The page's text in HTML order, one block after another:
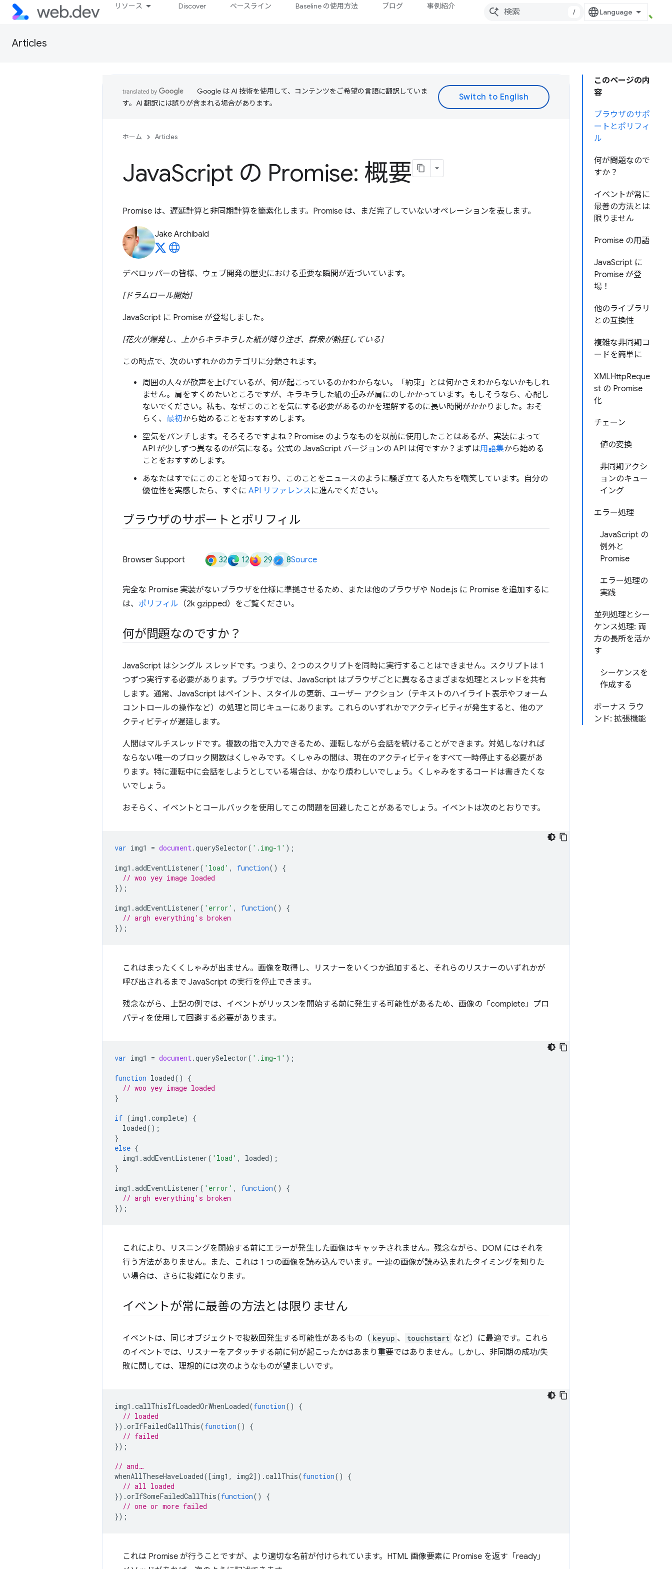
リソース Discover ベースライン Baseline の使用方法 ブログ 事例紹介
/
Articles
このページの内
容
ブラウザのサポ
ートとポリフィ
ル
何が問題なので
すか？
イベントが常に
最善の方法とは
限りません
Promise の用語
JavaScript に
Promise が登
場！
他のライブラリ
との互換性
複雑な非同期コ
ードを簡単に
XMLHttpReque
st の Promise
化
チェーン
値の変換
非同期アクシ
ョンのキュー
イング
エラー処理
JavaScript の
例外と
Promise
エラー処理の
実践
並列処理とシー
ケンス処理: 両
方の長所を活か
す
シーケンスを
作成する
ボーナス ラウ
ンド: 拡張機能
Google は AI 技術を使用して、コンテンツをご希望の言語に翻訳していま
す。AI 翻訳には誤りが含まれる場合があります。
ホーム Articles
JavaScript の Promise: 概要
Promise は、遅延計算と非同期計算を簡素化します。Promise は、まだ完了していないオペレーションを表します。
Jake Archibald
デベロッパーの皆様、ウェブ開発の歴史における重要な瞬間が近づいています。
[ドラムロール開始]
JavaScript に Promise が登場しました。
[花火が爆発し、上からキラキラした紙が降り注ぎ、群衆が熱狂している]
この時点で、次のいずれかのカテゴリに分類されます。
周囲の人々が歓声を上げているが、何が起こっているのかわからない。「約束」とは何かさえわからないかもしれ
ません。肩をすくめたいところですが、キラキラした紙の重みが肩にのしかかっています。もしそうなら、心配し
ないでください。私も、なぜこのことを気にする必要があるのかを理解するのに長い時間がかかりました。おそ
らく、 最初から始めることをおすすめします。
空気をパンチします。そろそろですよね？Promise のようなものを以前に使用したことはあるが、実装によって
API が少しずつ異なるのが気になる。公式の JavaScript バージョンの API は何ですか？まずは用語集から始める
ことをおすすめします。
あなたはすでにこのことを知っており、このことをニュースのように騒ぎ立てる人たちを嘲笑しています。自分の
優位性を実感したら、すぐに API リファレンスに進んでください。
ブラウザのサポートとポリフィル
Browser Support 32 12 29 8Source
完全な Promise 実装がないブラウザを仕様に準拠させるため、または他のブラウザや Node.js に Promise を追加するに
は、 ポリフィル （2k gzipped）をご覧ください。
何が問題なのですか？
JavaScript はシングル スレッドです。つまり、2 つのスクリプトを同時に実行することはできません。スクリプトは 1
つずつ実行する必要があります。ブラウザでは、JavaScript はブラウザごとに異なるさまざまな処理とスレッドを共有
します。通常、JavaScript はペイント、スタイルの更新、ユーザー アクション（テキストのハイライト表示やフォーム
コントロールの操作など）の処理と同じキューにあります。これらのいずれかでアクティビティが発生すると、他のア
クティビティが遅延します。
人間はマルチスレッドです。複数の指で入力できるため、運転しながら会話を続けることができます。対処しなければ
ならない唯一のブロック関数はくしゃみです。くしゃみの間は、現在のアクティビティをすべて一時停止する必要があ
ります。特に運転中に会話をしようとしている場合は、かなり煩わしいでしょう。くしゃみをするコードは書きたくな
いでしょう。
おそらく、イベントとコールバックを使用してこの問題を回避したことがあるでしょう。イベントは次のとおりです。
var img1 = document.querySelector( '.img-1' );
img1 .addEventListener( 'load' , function()
{
// woo yey image loaded
});
img1 .addEventListener( 'error' , function()
{
// argh everything's broken
});
これはまったくくしゃみが出ません。画像を取得し、リスナーをいくつか追加すると、それらのリスナーのいずれかが
呼び出されるまで JavaScript の実行を停止できます。
残念ながら、上記の例では、イベントがリッスンを開始する前に発生する可能性があるため、画像の「complete」プロ
パティを使用して回避する必要があります。
var img1 = document.querySelector( '.img-1' );
function loaded()
{
// woo yey image loaded
}
if (img1 .complete)
{
loaded();
}
else {
img1 .addEventListener( 'load' , loaded);
}
img1 .addEventListener( 'error' , function()
{
// argh everything's broken
});
これにより、リスニングを開始する前にエラーが発生した画像はキャッチされません。残念ながら、DOM にはそれを
行う方法がありません。また、これは 1 つの画像を読み込んでいます。一連の画像が読み込まれたタイミングを知りた
い場合は、さらに複雑になります。
イベントが常に最善の方法とは限りません
イベントは、同じオブジェクトで複数回発生する可能性があるもの（ keyup 、 touchstart など）に最適です。これら
のイベントでは、リスナーをアタッチする前に何が起こったかはあまり重要ではありません。しかし、非同期の成功/失
敗に関しては、理想的には次のようなものが望ましいです。
img1 .callThisIfLoadedOrWhenLoaded(function()
{
// loaded
}).orIfFailedCallThis(function()
{
// failed
});
// and…
whenAllTheseHaveLoaded([img1 , img2]).callThis(function()
{
// all loaded
}).orIfSomeFailedCallThis(function()
{
// one or more failed
});
これは Promise が行うことですが、より適切な名前が付けられています。HTML 画像要素に Promise を返す「ready」